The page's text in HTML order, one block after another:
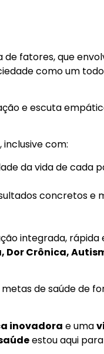
de fatores, que
como um
e escuta
, inclusive com:
da vida de cada
concretos e
integrada, rápida
Dor Crônica,
de saúde de
inovadora e uma
estou aqui